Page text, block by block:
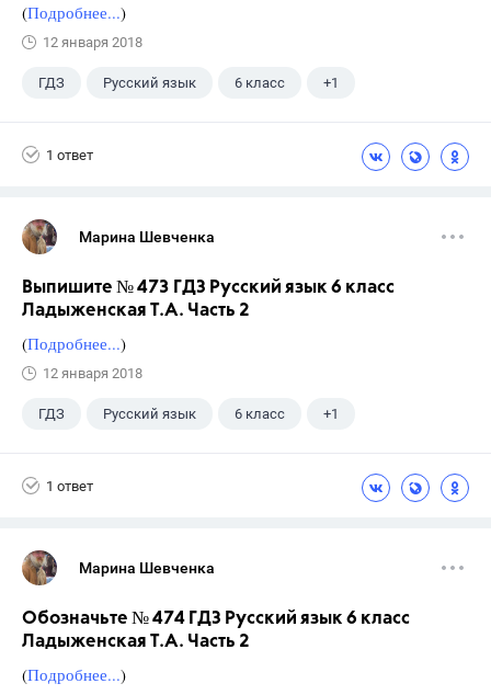
(Подробнее...)
12 января 2018
ГДЗ Русский язык 6 класс +1
1 ответ
Марина Шевченка
Выпишите № 473 ГДЗ Русский язык 6 класс
Ладыженская Т.А. Часть 2
(Подробнее...)
12 января 2018
ГДЗ Русский язык 6 класс +1
1 ответ
Марина Шевченка
Обозначьте № 474 ГДЗ Русский язык 6 класс
Ладыженская Т.А. Часть 2
(Подробнее...)